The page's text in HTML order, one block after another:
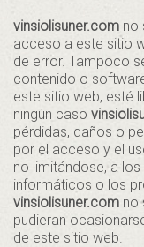
vinsiolisuner.com no
acceso a este sitio
de error. Tampoco
contenido o
este sitio web, esté
ningún caso
pérdidas, daños o
por el acceso y el
no limitándose, a
informáticos o los
vinsiolisuner.com no
pudieran
de este sitio web.